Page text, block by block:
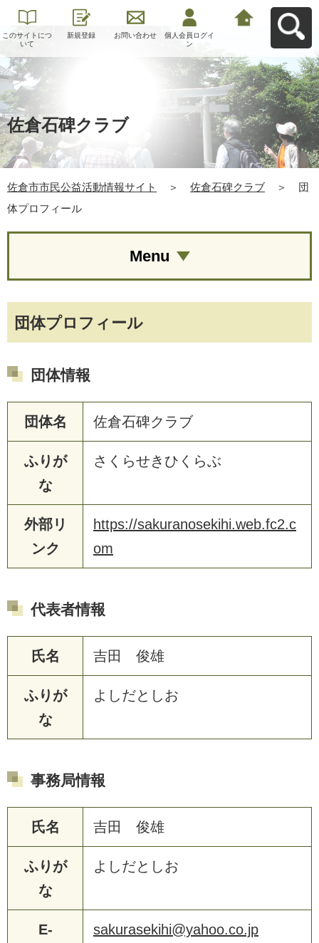
このサイトにつ
いて
新規登録 お問い合わせ
個人会員ログイ
ン
佐倉石碑クラブ
佐倉市市民公益活動情報サイト ＞ 佐倉石碑クラブ ＞
団
体プロフィール
団体プロフィール
団体情報
団体名 佐倉石碑クラブ
ふりが
な
さくらせきひくらぶ
外部リ
ンク
https://sakuranosekihi.web.fc2.c
om
代表者情報
氏名 吉田 俊雄
ふりが
な
よしだとしお
事務局情報
氏名 吉田 俊雄
ふりが
な
よしだとしお
E-
sakurasekihi@yahoo.co.jp
Menu